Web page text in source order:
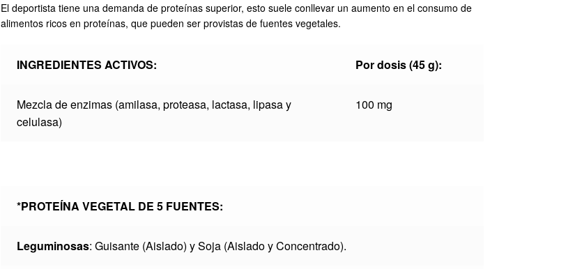
El deportista tiene una demanda de proteínas superior, esto suele conllevar un aumento en el consumo de
alimentos ricos en proteínas, que pueden ser provistas de fuentes vegetales.
INGREDIENTES ACTIVOS: Por dosis (45 g):
Mezcla de enzimas (amilasa, proteasa, lactasa, lipasa y
celulasa)
100 mg
*PROTEÍNA VEGETAL DE 5 FUENTES:
Leguminosas: Guisante (Aislado) y Soja (Aislado y Concentrado).